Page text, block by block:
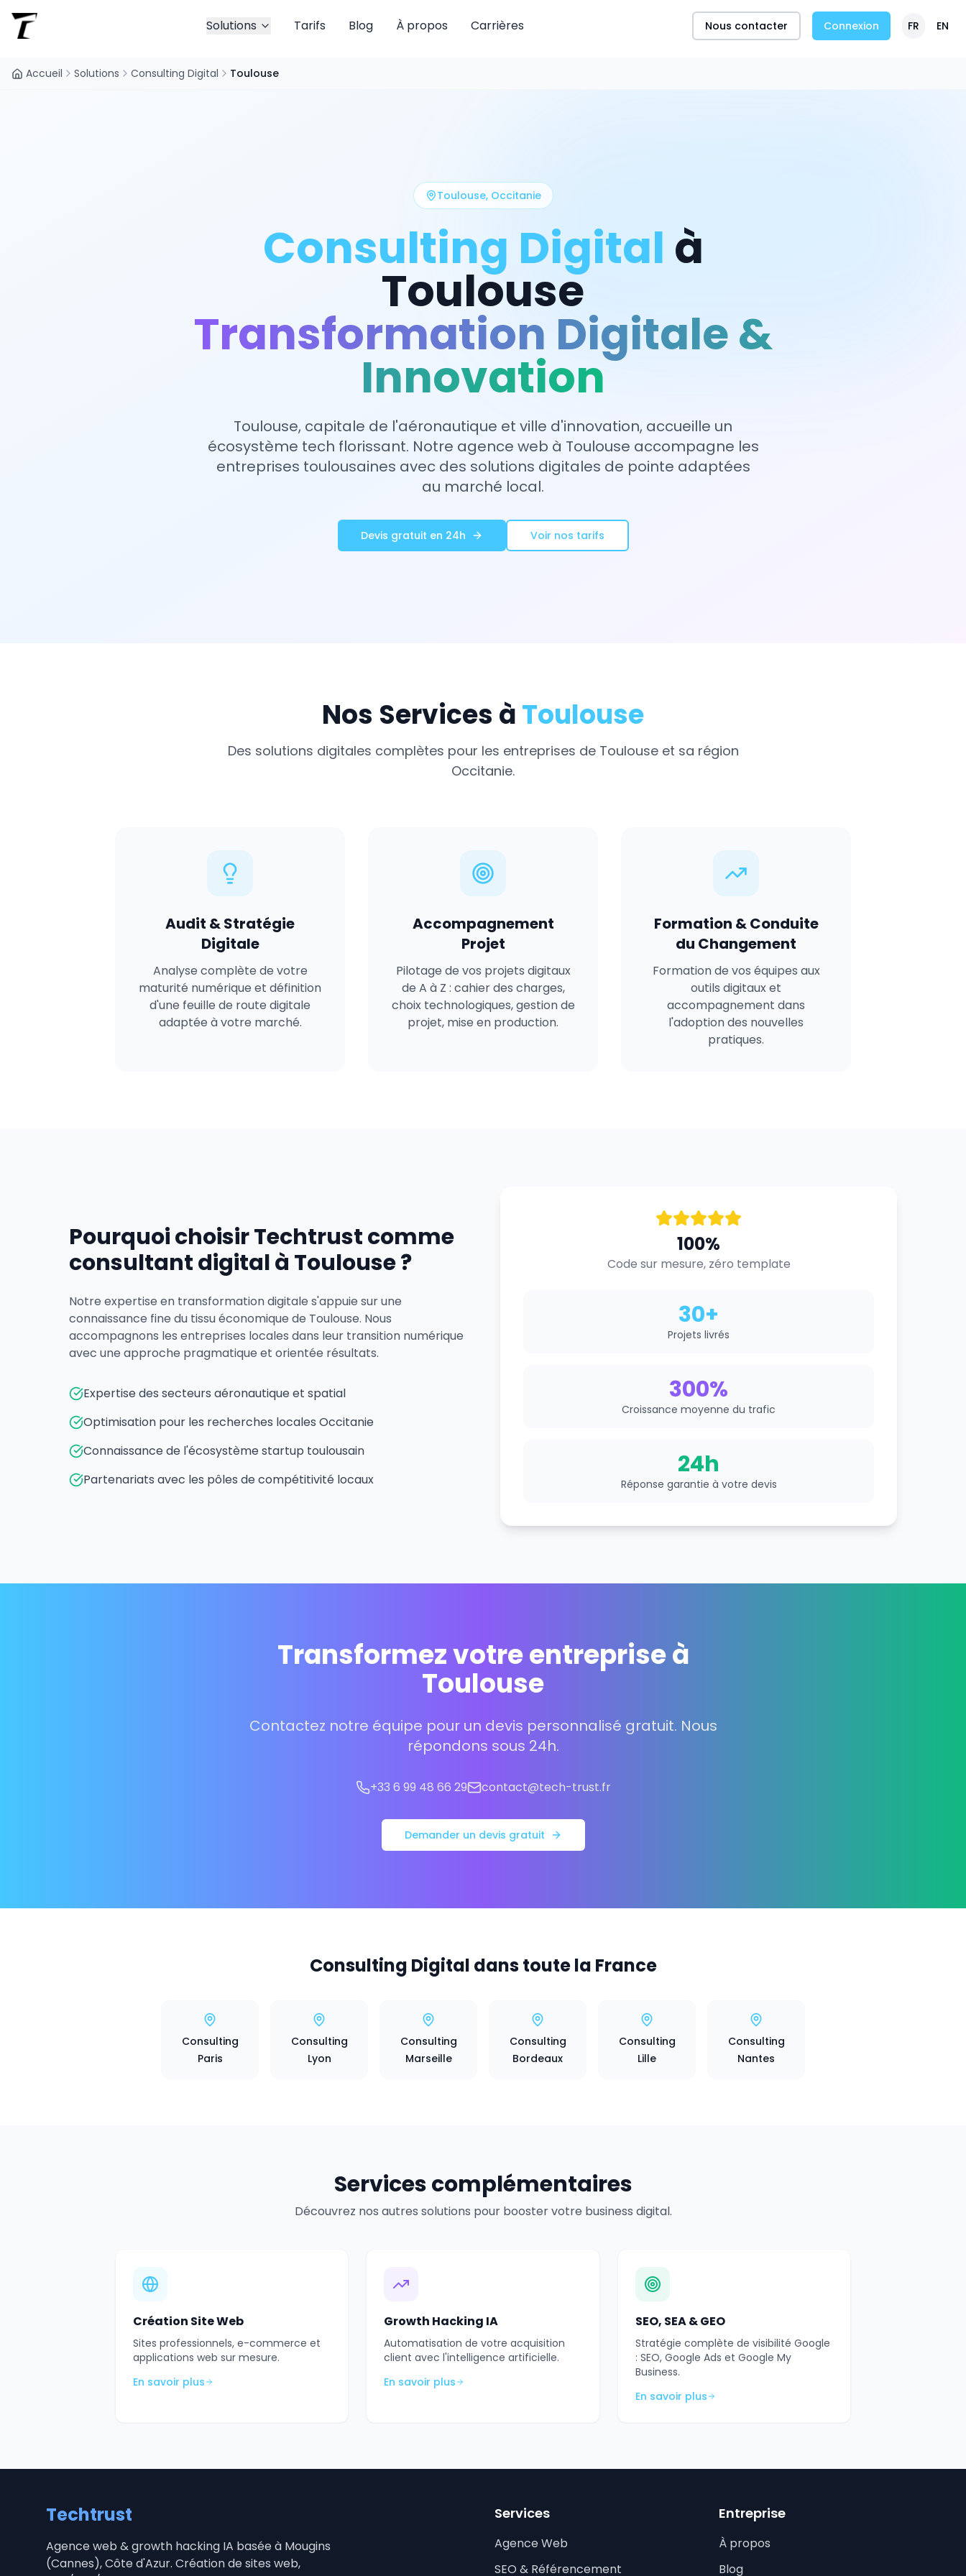
Solutions Tarifs Blog À propos Carrières Nous contacter Connexion FR EN
Accueil Solutions Consulting Digital Toulouse
Toulouse, Occitanie
Consulting Digital à
Toulouse
Transformation Digitale &
Innovation
Toulouse, capitale de l'aéronautique et ville d'innovation, accueille un
écosystème tech florissant. Notre agence web à Toulouse accompagne les
entreprises toulousaines avec des solutions digitales de pointe adaptées
au marché local.
Devis gratuit en 24h Voir nos tarifs
Nos Services àToulouse
Des solutions digitales complètes pour les entreprises de Toulouseet sa région
Occitanie.
Audit & Stratégie
Digitale
Analyse complète de votre
maturité numérique et définition
d'une feuille de route digitale
adaptée à votre marché.
Accompagnement
Projet
Pilotage de vos projets digitaux
de A à Z : cahier des charges,
choix technologiques, gestion de
projet, mise en production.
Formation & Conduite
du Changement
Formation de vos équipes aux
outils digitaux et
accompagnement dans
l'adoption des nouvelles
pratiques.
Pourquoi choisir Techtrust comme
consultant digital à Toulouse ?
Notre expertise en transformation digitale s'appuie sur une
connaissance fine du tissu économique de Toulouse. Nous
accompagnons les entreprises locales dans leur transition numérique
avec une approche pragmatique et orientée résultats.
Expertise des secteurs aéronautique et spatial
Optimisation pour les recherches locales Occitanie
Connaissance de l'écosystème startup toulousain
Partenariats avec les pôles de compétitivité locaux
100%
Code sur mesure, zéro template
30+
Projets livrés
300%
Croissance moyenne du trafic
24h
Réponse garantie à votre devis
Transformez votre entreprise à
Toulouse
Contactez notre équipe pour un devis personnalisé gratuit. Nous
répondons sous 24h.
+33 6 99 48 66 29 contact@tech-trust.fr
Demander un devis gratuit
Consulting Digital dans toute la France
Consulting
Paris
Consulting
Lyon
Consulting
Marseille
Consulting
Bordeaux
Consulting
Lille
Consulting
Nantes
Services complémentaires
Découvrez nos autres solutions pour booster votre business digital.
Création Site Web
Sites professionnels, e-commerce et
applications web sur mesure.
En savoir plus
Growth Hacking IA
Automatisation de votre acquisition
client avec l'intelligence artificielle.
En savoir plus
SEO, SEA & GEO
Stratégie complète de visibilité Google
: SEO, Google Ads et Google My
Business.
En savoir plus
Techtrust
Agence web & growth hacking IA basée à Mougins
(Cannes), Côte d'Azur. Création de sites web,
Services
Agence Web
SEO & Référencement
Entreprise
À propos
Blog